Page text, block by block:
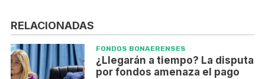
RELACIONADAS
FONDOS BONAERENSES
¿Llegarán a tiempo? La disputa
por fondos amenaza el pago